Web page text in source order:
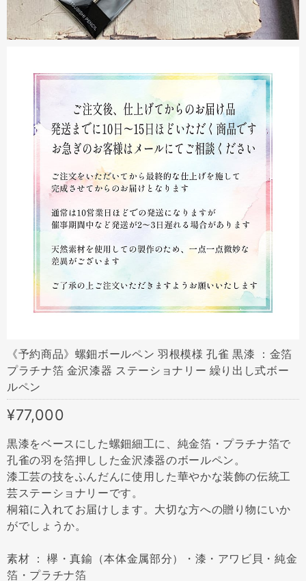
《予約商品》螺鈿ボールペン 羽根模様 孔雀 黒漆 ：金箔
プラチナ箔 金沢漆器 ステーショナリー 繰り出し式ボー
ルペン
¥77,000
黒漆をベースにした螺鈿細工に、純金箔・プラチナ箔で
孔雀の羽を箔押しした金沢漆器のボールペン。
漆工芸の技をふんだんに使用した華やかな装飾の伝統工
芸ステーショナリーです。
桐箱に入れてお届けします。大切な方への贈り物にいか
がでしょうか。
素材 ： 欅・真鍮（本体金属部分）・漆・アワビ貝・純金
箔・プラチナ箔